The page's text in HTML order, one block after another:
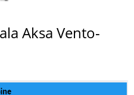
Aksa Vento-